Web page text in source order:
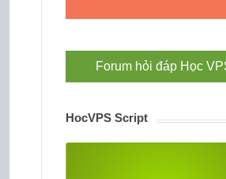
Forum hỏi đáp Học
HocVPS Script